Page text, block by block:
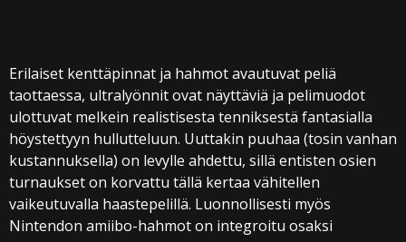
Erilaiset kenttäpinnat ja hahmot avautuvat peliä
taottaessa, ultralyönnit ovat näyttäviä ja pelimuodot
ulottuvat melkein realistisesta tenniksestä fantasialla
höystettyyn hullutteluun. Uuttakin puuhaa (tosin vanhan
kustannuksella) on levylle ahdettu, sillä entisten osien
turnaukset on korvattu tällä kertaa vähitellen
vaikeutuvalla haastepelillä. Luonnollisesti myös
Nintendon amiibo-hahmot on integroitu osaksi